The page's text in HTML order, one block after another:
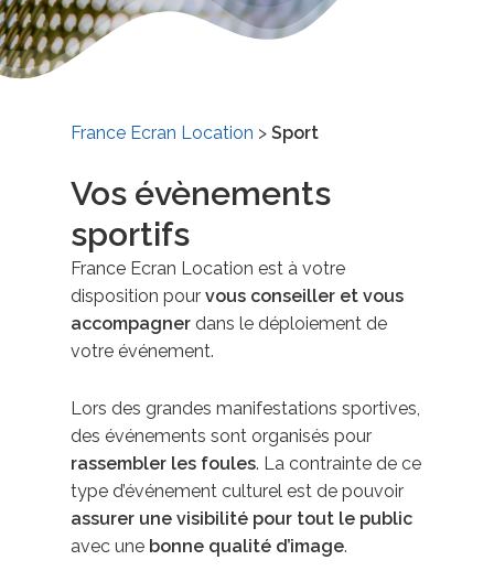
France Ecran Location > Sport
Vos évènements
sportifs
France Ecran Location est à votre
disposition pourvous conseiller et vous
accompagner dans le déploiement de
votre événement.
Lors des grandes manifestations sportives,
des événements sont organisés pour
rassembler les foules. La contrainte de ce
type d’événement culturel est de pouvoir
assurer une visibilité pour tout le public
avec une bonne qualité d’image.